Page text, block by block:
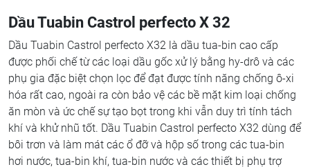
Dầu Tuabin Castrol perfecto X 32
Dầu Tuabin Castrol perfecto X32 là dầu tua-bin cao cấp
được phối chế từ các loại dầu gốc xử lý bằng hy-drô và các
phụ gia đặc biệt chọn lọc để đạt được tính năng chống ô-xi
hóa rất cao, ngoài ra còn bảo vệ các bề mặt kim loại chống
ăn mòn và ức chế sự tạo bọt trong khi vẫn duy trì tính tách
khí và khử nhũ tốt. Dầu Tuabin Castrol perfecto X32 dùng để
bôi trơn và làm mát các ổ đỡ và hộp số trong các tua-bin
hơi nước, tua-bin khí, tua-bin nước và các thiết bị phụ trợ